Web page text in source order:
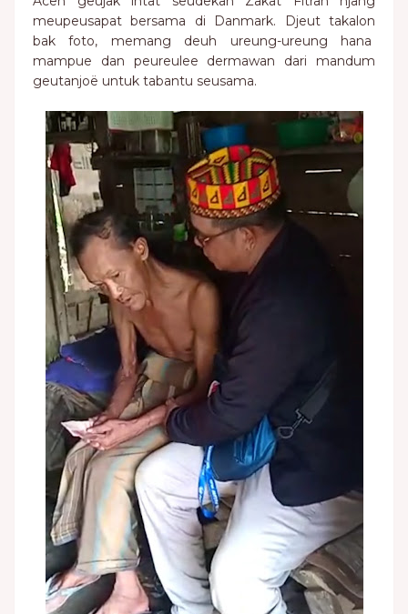
meupeusapat bersama di Danmark. Djeut takalon
bak foto, memang deuh ureung-ureung hana
mampue dan peureulee dermawan dari mandum
geutanjoë untuk tabantu seusama.